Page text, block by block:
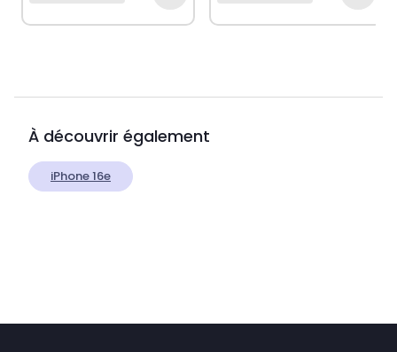
À découvrir également
iPhone 16e